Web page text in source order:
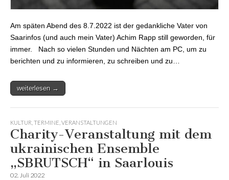
Am späten Abend des 8.7.2022 ist der gedankliche Vater von
Saarinfos (und auch mein Vater) Achim Rapp still geworden, für
immer. Nach so vielen Stunden und Nächten am PC, um zu
berichten und zu informieren, zu schreiben und zu…
weiterlesen →
KULTUR TERMINE VERANSTALTUNGEN
Charity-Veranstaltung mit dem
ukrainischen Ensemble
„SBRUTSCH“ in Saarlouis
02. Juli 2022